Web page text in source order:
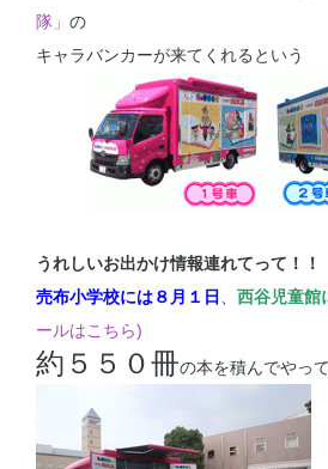
隊」 の
キャラバンカーが来てくれるという
うれしいお出かけ情報連れてって！！
売布小学校には８月１日 、 西谷児童館
ールはこちら)
約５５０冊の本を積んでやっ